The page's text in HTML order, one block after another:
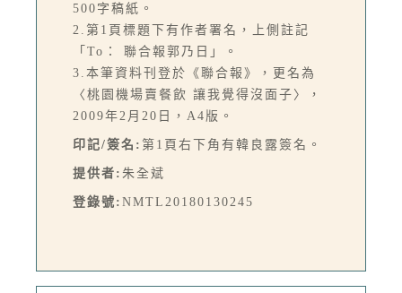
500字稿紙。
2.第1頁標題下有作者署名，上側註記
「To： 聯合報郭乃日」。
3.本筆資料刊登於《聯合報》，更名為
〈桃園機場賣餐飲 讓我覺得沒面子〉，
2009年2月20日，A4版。
印記/簽名: 第1頁右下角有韓良露簽名。
提供者: 朱全斌
登錄號: NMTL20180130245